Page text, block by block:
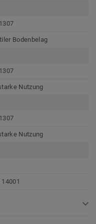
Bodenbelag
Nutzung
Nutzung
14001